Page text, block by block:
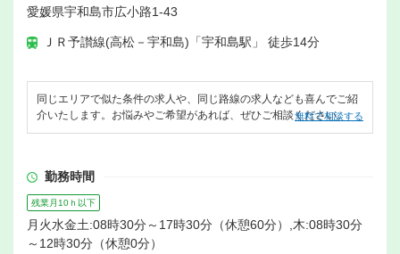
愛媛県宇和島市広小路1-43
ＪＲ予讃線(高松－宇和島)「宇和島駅」 徒歩14分
同じエリアで似た条件の求人や、同じ路線の求人なども喜んでご紹
介いたします。お悩みやご希望があれば、ぜひご相談ください。
無料で相談する
勤務時間
残業月10ｈ以下
月火水金土:08時30分～17時30分（休憩60分）,木:08時30分
～12時30分（休憩0分）